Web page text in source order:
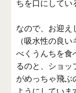
ちを口にしてい
なので、お迎え
（吸水性の良
べくうんちを食
るのと、ショッ
がめっちゃ飛ぶ